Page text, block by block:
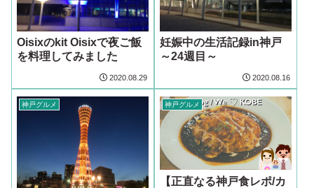
Oisixのkit Oisixで夜ご飯
を料理してみました
2020.08.29
妊娠中の生活記録in神戸
～24週目～
2020.08.16
神戸グルメ 神戸グルメ
【正直なる神戸食レポ/カ